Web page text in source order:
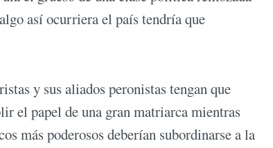
así ocurriera el país tendría que
y sus aliados peronistas tengan que
el papel de una gran matriarca mientras
más poderosos deberían subordinarse a la